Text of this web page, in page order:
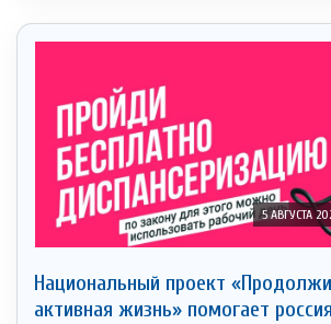
5 АВГУСТА
Национальный проект
активная жизнь» помогает